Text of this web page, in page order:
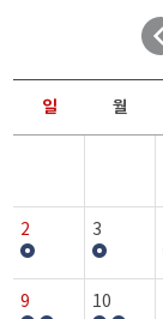
일 월
2 3
9 10